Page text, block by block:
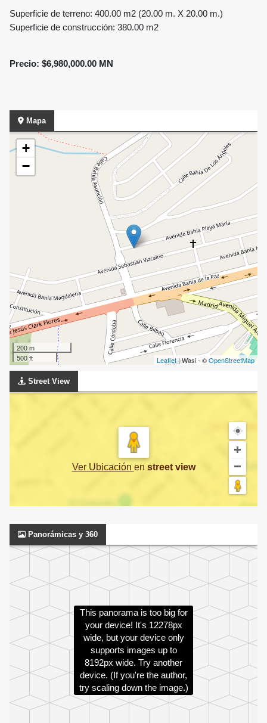
Superficie de terreno: 400.00 m2 (20.00 m. X 20.00 m.)
Superficie de construcción: 380.00 m2
Precio: $6,980,000.00 MN
Mapa
+
−
200 m
500 ft
Leaflet| Wasi - ©OpenStreetMap
Street View
Ver Ubicación en street view
Panorámicas y 360
This panorama is too big for
your device! It's 12278px
wide, but your device only
supports images up to
8192px wide. Try another
device. (If you're the author,
try scaling down the image.)